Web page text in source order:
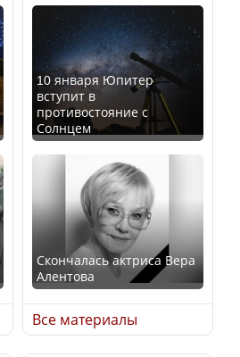
10 января Юпитер
вступит в
противостояние с
Солнцем
Скончалась актриса Вера
Алентова
Все материалы